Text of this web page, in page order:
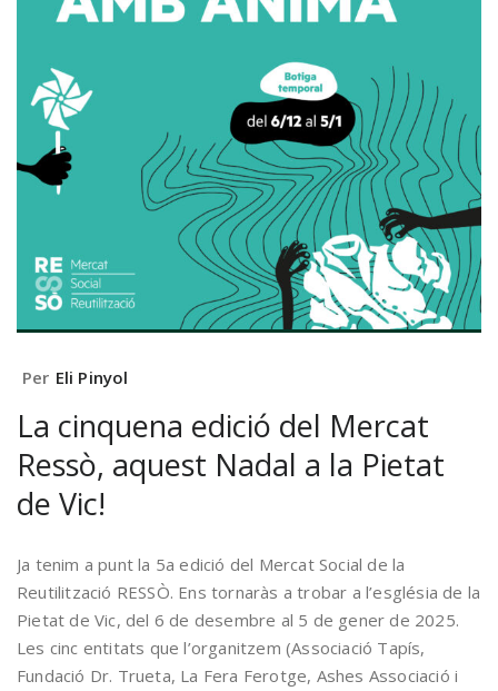
Per Eli Pinyol
La cinquena edició del Mercat
Ressò, aquest Nadal a la Pietat
de Vic!
Ja tenim a punt la 5a edició del Mercat Social de la
Reutilització RESSÒ. Ens tornaràs a trobar a l’església de la
Pietat de Vic, del 6 de desembre al 5 de gener de 2025.
Les cinc entitats que l’organitzem (Associació Tapís,
Fundació Dr. Trueta, La Fera Ferotge, Ashes Associació i